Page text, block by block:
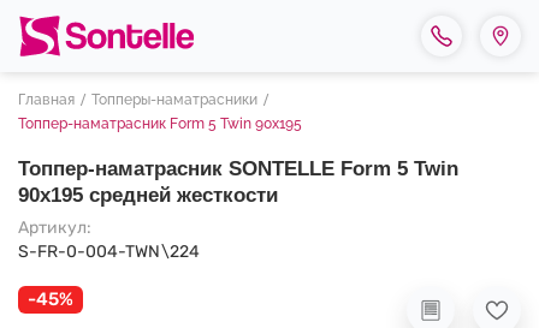
Главная
Топперы-наматрасники
Топпер-наматрасник Form 5 Twin 90х195
Топпер-наматрасник SONTELLE Form 5 Twin
90х195 средней жесткости
Артикул:
S-FR-0-004-TWN\224
-45%